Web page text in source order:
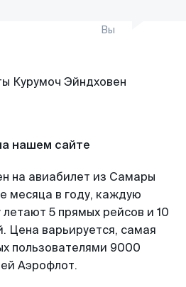
Вы
нашем сайте
на авиабилет из Самары
месяца в году, каждую
5 прямых рейсов и 10
Цена варьируется, самая
пользователями 9000
Аэрофлот.